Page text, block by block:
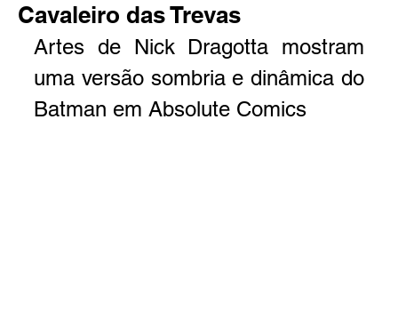
Cavaleiro das Trevas
Artes de Nick Dragotta mostram
uma versão sombria e dinâmica do
Batman em Absolute Comics